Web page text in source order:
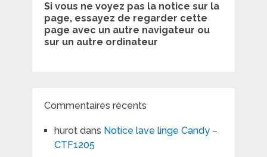
Si vous ne voyez pas la notice sur la
page, essayez de regarder cette
page avec un autre navigateur ou
sur un autre ordinateur
Commentaires récents
hurotdans Notice lave linge Candy –
CTF1205